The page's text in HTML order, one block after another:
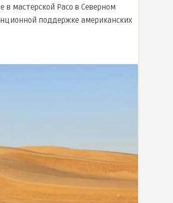
мастерской Paco в Северном
поддержке американских